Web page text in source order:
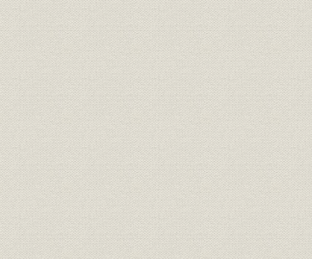
明治17年さらに「桜組」と改称
した。
経営者;役員
大沢省三 のちに日本製靴の初代
専務取締役となった。
[明治10年
経営者 若き日の渋沢栄一 [明治12年
投資 元佐倉藩主・堀田正倫 [明治12年
事業所
明治中期における桜組の全景。
(築地)
[明治中期
事業所
隅田川に面した向島に設けられ
た桜組の製革場。
[明治中期
事業所
「桜組」として西村勝三の製
靴・製革事業は立て直しに成功
した。その本店は、築地1丁目
ほぼ現在の中央区役所の地にあ
った。また、銀座3丁目には出
張所を設け、往来する人々の目
[明治14年